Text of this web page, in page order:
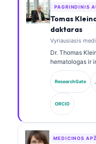
PAGRINDINIS
Tomas
daktaras
Vyriausiasis
Dr. Thomas
hematologas ir
metų patirtį
atliekamos
Kantesti AI
užtikrina
medicininio
publikavęs
laboratorinės
ResearchGate
ORCID
MEDICINOS